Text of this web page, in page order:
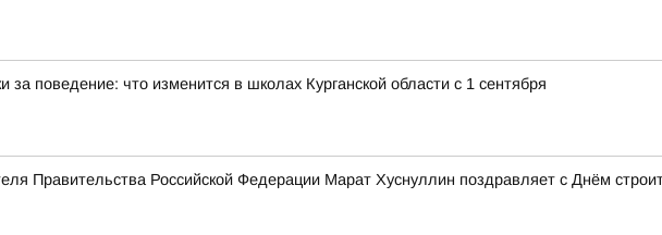
за поведение: что изменится в школах Курганской области с 1 сентября
Правительства Российской Федерации Марат Хуснуллин поздравляет с Днём